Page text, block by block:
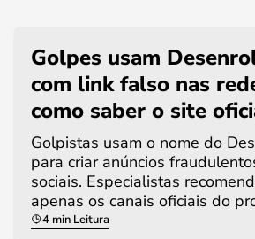
Golpes usam
com link falso nas
como saber o site
Golpistas usam o nome do
para criar anúncios
sociais. Especialistas
apenas os canais oficiais do
4 min Leitura